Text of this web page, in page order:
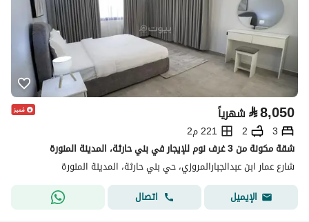
⃁8,050 شهرياً
3
2
221 م2
شقة مكونة من 3 غرف نوم للإيجار في بني حارثة، المدينة المنورة
شارع عمار ابن عبدالجبارالمروزي، حي بني حارثة، المدينة المنورة
الإيميل
اتصال